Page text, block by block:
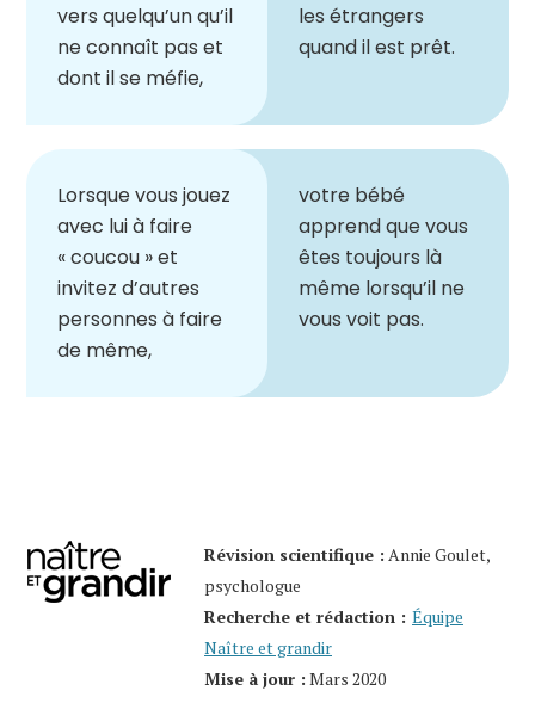
vers quelqu’un qu’il
ne connaît pas et
dont il se méfie,
les étrangers
quand il est prêt.
Lorsque vous jouez
avec lui à faire
« coucou » et
invitez d’autres
personnes à faire
de même,
votre bébé
apprend que vous
êtes toujours là
même lorsqu’il ne
vous voit pas.
Révision scientifique : Annie Goulet,
psychologue
Recherche et rédaction : Équipe
Naître et grandir
Mise à jour : Mars 2020